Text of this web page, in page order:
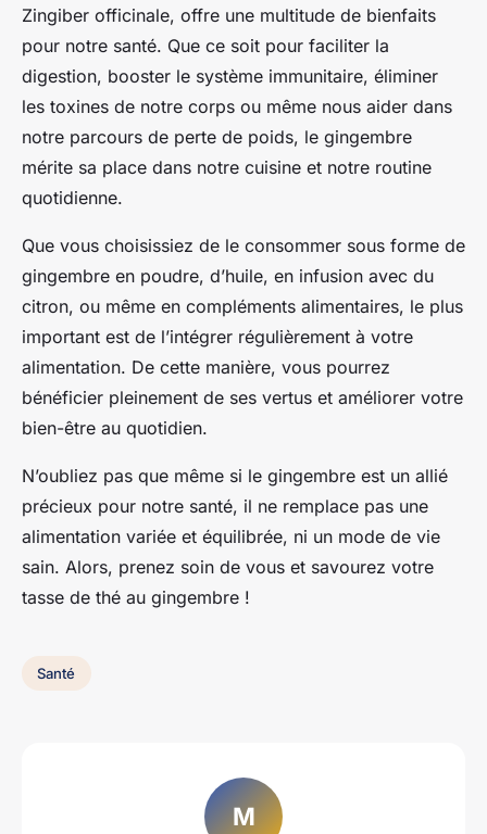
Zingiber officinale, offre une multitude de bienfaits
pour notre santé. Que ce soit pour faciliter la
digestion, booster le système immunitaire, éliminer
les toxines de notre corps ou même nous aider dans
notre parcours de perte de poids, le gingembre
mérite sa place dans notre cuisine et notre routine
quotidienne.
Que vous choisissiez de le consommer sous forme de
gingembre en poudre, d’huile, en infusion avec du
citron, ou même en compléments alimentaires, le plus
important est de l’intégrer régulièrement à votre
alimentation. De cette manière, vous pourrez
bénéficier pleinement de ses vertus et améliorer votre
bien-être au quotidien.
N’oubliez pas que même si le gingembre est un allié
précieux pour notre santé, il ne remplace pas une
alimentation variée et équilibrée, ni un mode de vie
sain. Alors, prenez soin de vous et savourez votre
tasse de thé au gingembre !
Santé
M